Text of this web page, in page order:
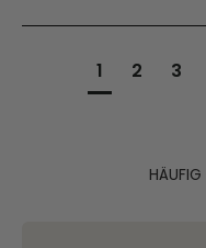
1 2 3
HÄUFIG